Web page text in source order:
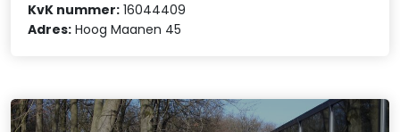
KvK nummer: 16044409
Adres: Hoog Maanen 45